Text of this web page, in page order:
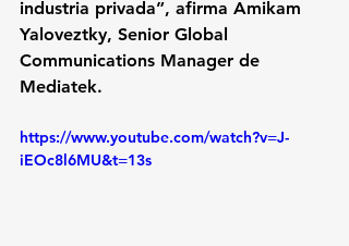
industria privada”, afirma Amikam
Yaloveztky, Senior Global
Communications Manager de
Mediatek.
https://www.youtube.com/watch?v=J-
iEOc8l6MU&t=13s